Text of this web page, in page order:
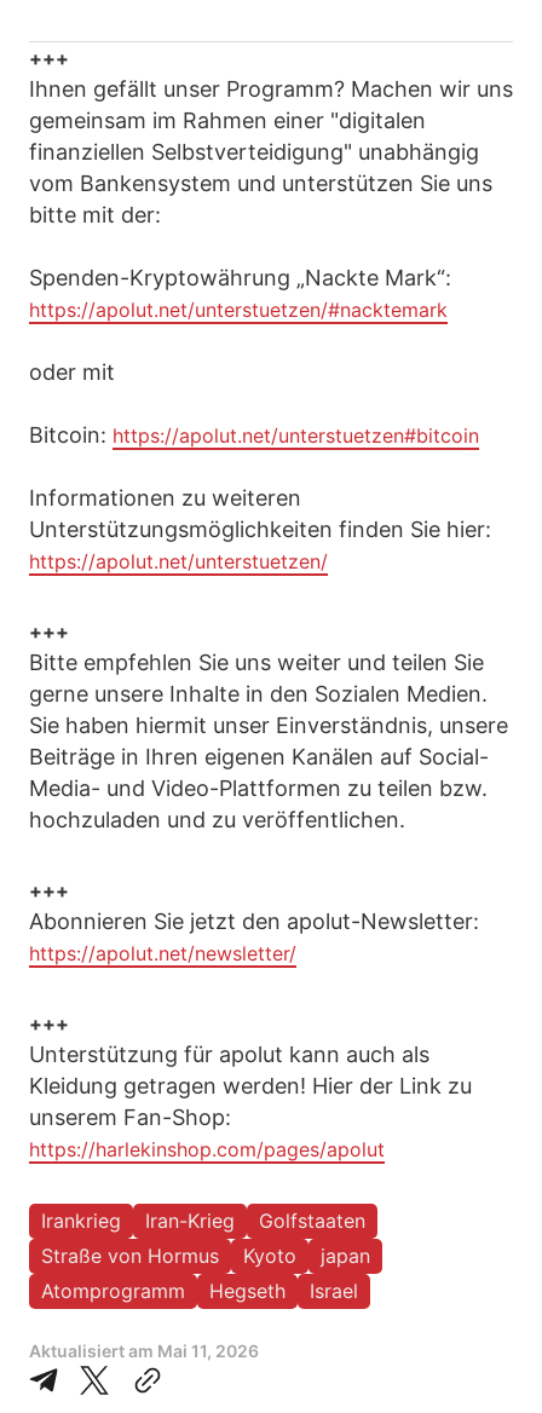
+++
Ihnen gefällt unser Programm? Machen wir uns
gemeinsam im Rahmen einer "digitalen
finanziellen Selbstverteidigung" unabhängig
vom Bankensystem und unterstützen Sie uns
bitte mit der:
Spenden-Kryptowährung „Nackte Mark“:
https://apolut.net/unterstuetzen/#nacktemark
oder mit
Bitcoin: https://apolut.net/unterstuetzen#bitcoin
Informationen zu weiteren
Unterstützungsmöglichkeiten finden Sie hier:
https://apolut.net/unterstuetzen/
+++
Bitte empfehlen Sie uns weiter und teilen Sie
gerne unsere Inhalte in den Sozialen Medien.
Sie haben hiermit unser Einverständnis, unsere
Beiträge in Ihren eigenen Kanälen auf Social-
Media- und Video-Plattformen zu teilen bzw.
hochzuladen und zu veröffentlichen.
+++
Abonnieren Sie jetzt den apolut-Newsletter:
https://apolut.net/newsletter/
+++
Unterstützung für apolut kann auch als
Kleidung getragen werden! Hier der Link zu
unserem Fan-Shop:
https://harlekinshop.com/pages/apolut
Irankrieg Iran-Krieg
Golfstaaten
Straße von Hormus
Kyoto
japan
Atomprogramm
Hegseth Israel
Aktualisiert am Mai 11, 2026